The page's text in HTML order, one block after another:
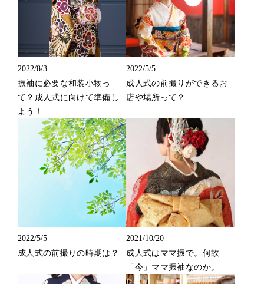
2022/8/3
振袖に必要な和装小物っ
て？成人式に向けて準備し
よう！
2022/5/5
成人式の前撮りができるお
店や場所って？
2022/5/5
成人式の前撮りの時期は？
2021/10/20
成人式はママ振で。何故
「今」ママ振袖なのか。